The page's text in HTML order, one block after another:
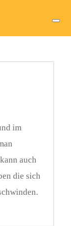
im
auch
die sich